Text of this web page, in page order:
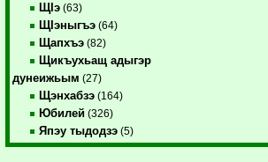
ЩIэ (63)
ЩIэныгъэ (64)
Щапхъэ (82)
Щикъухьащ адыгэр
дунеижьым (27)
Щэнхабзэ (164)
Юбилей (326)
Япэу тыдодзэ (5)